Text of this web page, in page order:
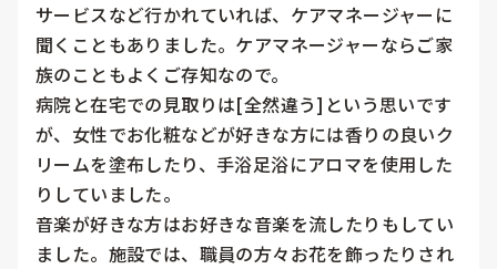
サービスなど行かれていれば、ケアマネージャーに
聞くこともありました。ケアマネージャーならご家
族のこともよくご存知なので。
病院と在宅での見取りは[全然違う]という思いです
が、女性でお化粧などが好きな方には香りの良いク
リームを塗布したり、手浴足浴にアロマを使用した
りしていました。
音楽が好きな方はお好きな音楽を流したりもしてい
ました。施設では、職員の方々お花を飾ったりされ